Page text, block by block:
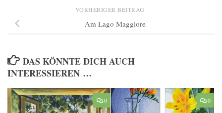
VORHERIGER BEITRAG
Am Lago Maggiore
DAS KÖNNTE DICH AUCH
INTERESSIEREN …
0 0